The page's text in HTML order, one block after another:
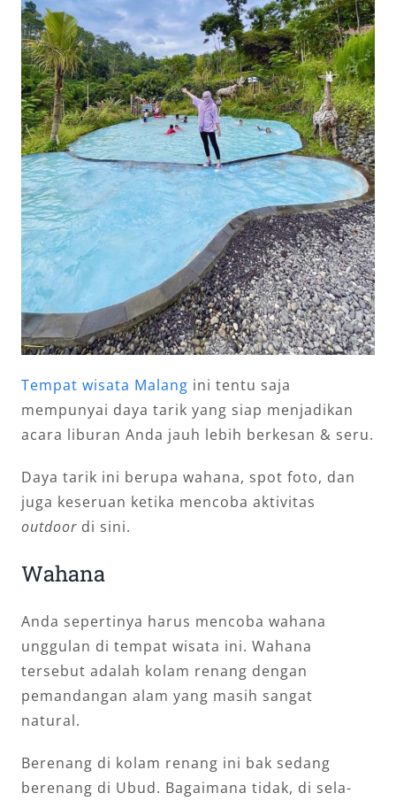
Tempat wisata Malang ini tentu saja
mempunyai daya tarik yang siap menjadikan
acara liburan Anda jauh lebih berkesan & seru.
Daya tarik ini berupa wahana, spot foto, dan
juga keseruan ketika mencoba aktivitas
outdoor di sini.
Wahana
Anda sepertinya harus mencoba wahana
unggulan di tempat wisata ini. Wahana
tersebut adalah kolam renang dengan
pemandangan alam yang masih sangat
natural.
Berenang di kolam renang ini bak sedang
berenang di Ubud. Bagaimana tidak, di sela-